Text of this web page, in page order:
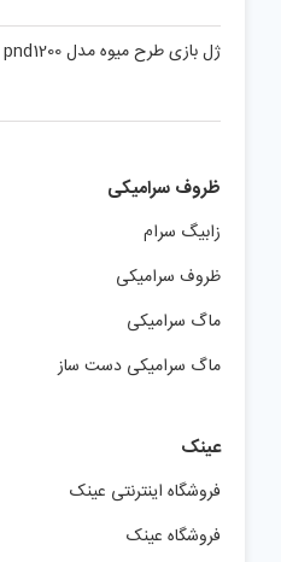
ژل بازی طرح میوه مدل pnd1200
ظروف سرامیکی
زابیگ سرام
ظروف سرامیکی
ماگ سرامیکی
ماگ سرامیکی دست ساز
عینک
فروشگاه اینترنتی عینک
فروشگاه عینک